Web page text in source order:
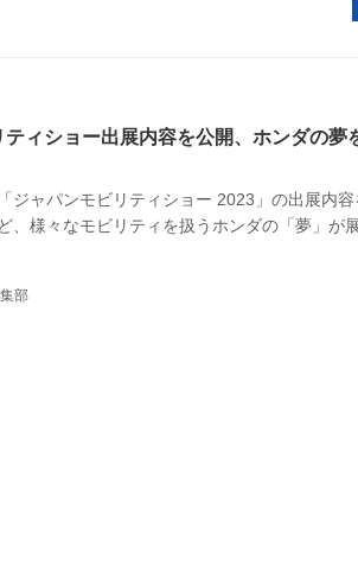
ィショー出展内容を公開、ホンダの夢
ジャパンモビリティショー 2023」の出展内容
、様々なモビリティを扱うホンダの「夢」が
部